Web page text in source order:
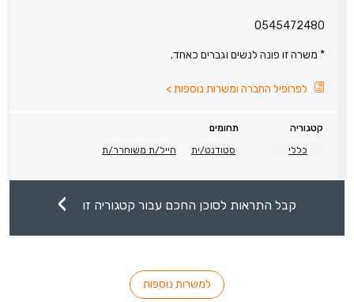
0545472480
* משרה זו פונה לנשים וגברים כאחד.
לפרופיל החברה ומשרות נוספות>
קטגוריה
תחומים
כללי
סטודנט/ית חייל/ת משוחרר/ת
קבל התראות לסוכן החכם עבור קטגוריה זו
למשרות נוספות